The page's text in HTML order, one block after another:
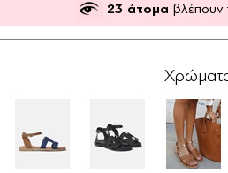
23 άτομα βλέπουν